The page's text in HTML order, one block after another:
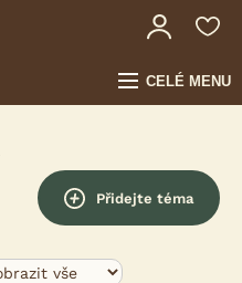
CELÉ MENU
Přidejte téma